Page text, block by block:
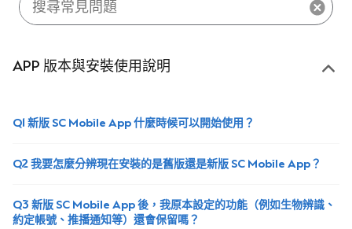
APP 版本與安裝使用說明
Q1 新版 SC Mobile App 什麼時候可以開始使用？
Q2 我要怎麼分辨現在安裝的是舊版還是新版 SC Mobile App？
Q3 新版 SC Mobile App 後，我原本設定的功能（例如生物辨識、
約定帳號、推播通知等）還會保留嗎？